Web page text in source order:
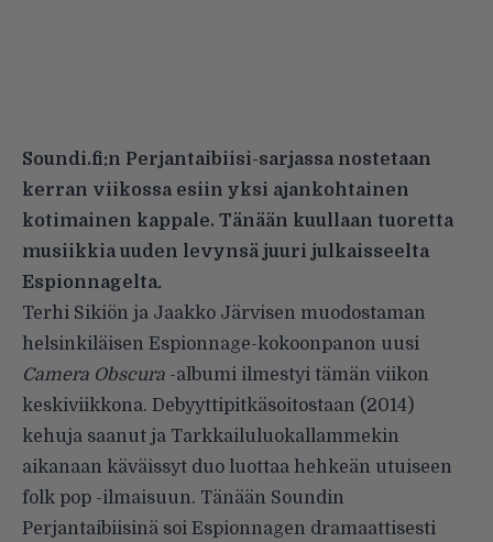
Soundi.fi:n Perjantaibiisi-sarjassa nostetaan
kerran viikossa esiin yksi ajankohtainen
kotimainen kappale. Tänään kuullaan tuoretta
musiikkia uuden levynsä juuri julkaisseelta
Espionnagelta.
Terhi Sikiön ja Jaakko Järvisen muodostaman
helsinkiläisen Espionnage-kokoonpanon uusi
Camera Obscura -albumi ilmestyi tämän viikon
keskiviikkona. Debyyttipitkäsoitostaan (2014)
kehuja saanut ja Tarkkailuluokallammekin
aikanaan käväissyt duo luottaa hehkeän utuiseen
folk pop -ilmaisuun. Tänään Soundin
Perjantaibiisinä soi Espionnagen dramaattisesti